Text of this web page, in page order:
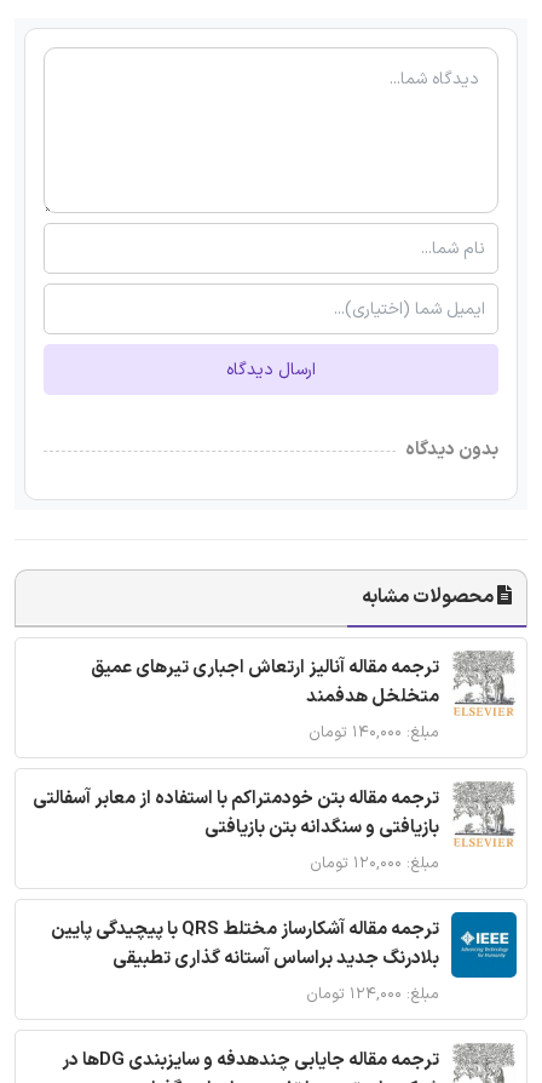
ارسال دیدگاه
بدون دیدگاه
محصولات مشابه
ترجمه مقاله آنالیز ارتعاش اجباری تیرهای عمیق
متخلخل هدفمند
مبلغ: ۱۴۰,۰۰۰ تومان
ترجمه مقاله بتن خودمتراکم با استفاده از معابر آسفالتی
بازیافتی و سنگدانه بتن بازیافتی
مبلغ: ۱۲۰,۰۰۰ تومان
ترجمه مقاله آشکارساز مختلط QRS با پیچیدگی پایین
بلادرنگ جدید براساس آستانه گذاری تطبیقی
مبلغ: ۱۲۴,۰۰۰ تومان
ترجمه مقاله جایابی چندهدفه و سایزبندی DGها در